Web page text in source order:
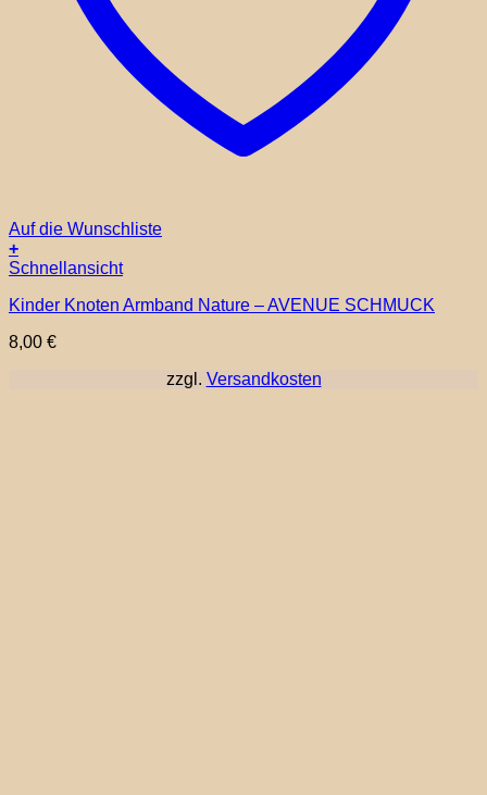
Auf die Wunschliste
+
Schnellansicht
Kinder Knoten Armband Nature – AVENUE SCHMUCK
8,00 €
zzgl. Versandkosten